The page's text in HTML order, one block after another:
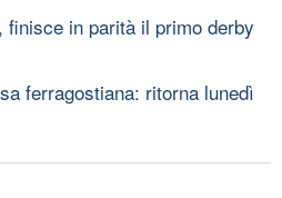
in parità il primo derby
ferragostiana: ritorna lunedì